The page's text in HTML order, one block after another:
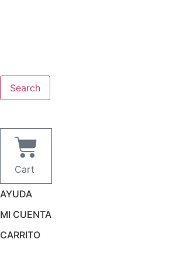
Search
Cart
AYUDA
MI CUENTA
CARRITO